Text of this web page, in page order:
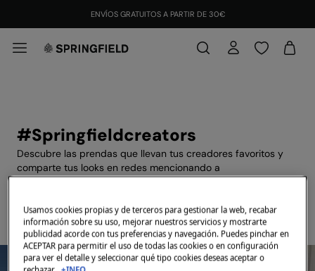
ENVÍOS GRATUITOS A PARTIR DE 30€
#Springfieldcreators
Descubre las prendas que llevan tus creadores favoritos y
comparte tus looks en redes mencionando a
@springfieldofficial y #springfieldcreators
Usamos cookies propias y de terceros para gestionar la web, recabar
información sobre su uso, mejorar nuestros servicios y mostrarte
publicidad acorde con tus preferencias y navegación. Puedes pinchar en
ACEPTAR para permitir el uso de todas las cookies o en configuración
para ver el detalle y seleccionar qué tipo cookies deseas aceptar o